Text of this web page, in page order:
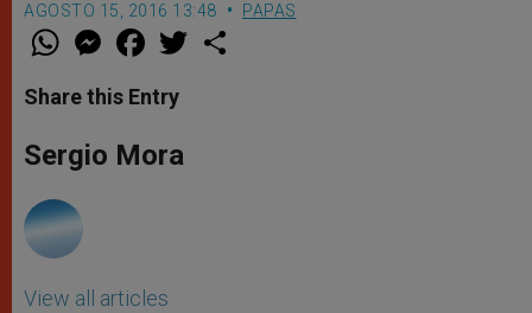
AGOSTO 15, 2016 13:48 PAPAS
W
t
s
p
p
M
e
s
e
g
e
F
a
e
b
o
k
w
Share this Entry
Sergio Mora
View all articles